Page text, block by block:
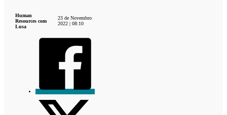
Human
Resources com
Lusa
23 de Novembro
2022 | 08:10